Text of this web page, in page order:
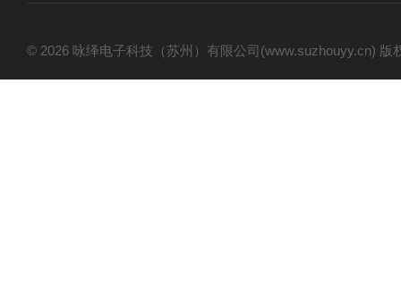
© 2026 咏绎电子科技（苏州）有限公司(www.suzhouyy.cn)